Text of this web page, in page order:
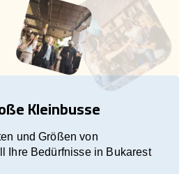
Kleinbusse
und Größen von
Ihre Bedürfnisse in Bukarest